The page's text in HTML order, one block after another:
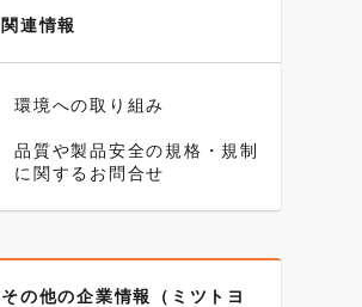
関連情報
環境への取り組み
品質や製品安全の規格・規制
に関するお問合せ
その他の企業情報（ミツトヨ